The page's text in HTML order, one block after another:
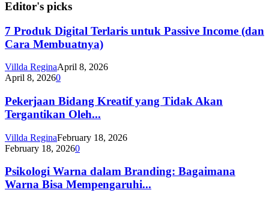
Editor's picks
7 Produk Digital Terlaris untuk Passive Income (dan
Cara Membuatnya)
Villda ReginaApril 8, 2026
April 8, 20260
Pekerjaan Bidang Kreatif yang Tidak Akan
Tergantikan Oleh...
Villda ReginaFebruary 18, 2026
February 18, 20260
Psikologi Warna dalam Branding: Bagaimana
Warna Bisa Mempengaruhi...